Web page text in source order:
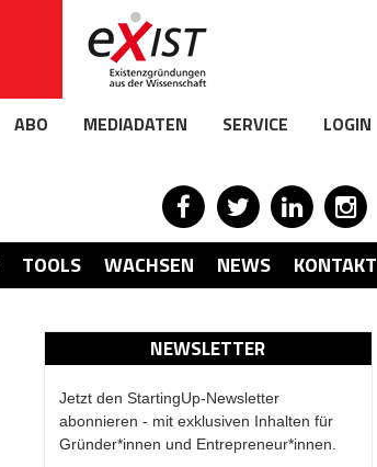
ABO MEDIADATEN SERVICE LOGIN
TOOLS WACHSEN NEWS KONTAKT
NEWSLETTER
Jetzt den StartingUp-Newsletter
abonnieren - mit exklusiven Inhalten für
Gründer*innen und Entrepreneur*innen.